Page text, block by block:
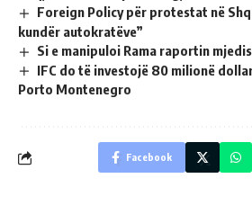
Foreign Policy për protestat në
kundër autokratëve”
Si e manipuloi Rama raportin
IFC do të investojë 80 milionë
Porto Montenegro
Facebook